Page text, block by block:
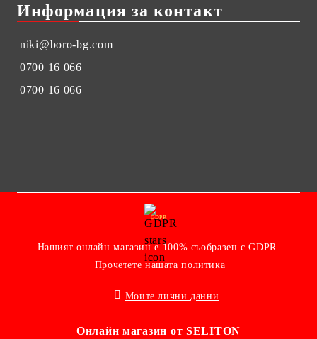
Информация за контакт
niki@boro-bg.com
0700 16 066
0700 16 066
GDPR
Нашият онлайн магазин е 100% съобразен с GDPR.
Прочетете нашата политика
Моите лични данни
Онлайн магазин от SELITON